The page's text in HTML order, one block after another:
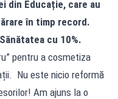
din Educație, care au
în timp record.
cu 10%.
pentru a cosmetiza
Nu este nicio reformă
Am ajuns la o